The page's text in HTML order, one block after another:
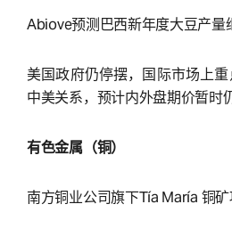
Abiove预测巴西新年度大豆产量
美国政府仍停摆，国际市场上
中美关系，预计内外盘期价暂时
有色金属（铜）
南方铜业公司旗下Tía María 铜